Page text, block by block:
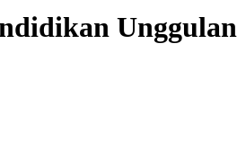
Unggulan